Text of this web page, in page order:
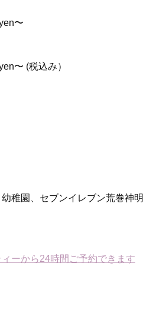
〜
〜 (税込み）
稚園、セブンイレブン荒巻神明
ーから24時間ご予約できます